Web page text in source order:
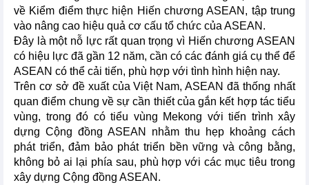
về Kiểm điểm thực hiện Hiến chương ASEAN, tập trung
vào nâng cao hiệu quả cơ cấu tổ chức của ASEAN.
Đây là một nỗ lực rất quan trọng vì Hiến chương ASEAN
có hiệu lực đã gần 12 năm, cần có các đánh giá cụ thể để
ASEAN có thể cải tiến, phù hợp với tình hình hiện nay.
Trên cơ sở đề xuất của Việt Nam, ASEAN đã thống nhất
quan điểm chung về sự cần thiết của gắn kết hợp tác tiểu
vùng, trong đó có tiểu vùng Mekong với tiến trình xây
dựng Cộng đồng ASEAN nhằm thu hẹp khoảng cách
phát triển, đảm bảo phát triển bền vững và công bằng,
không bỏ ai lại phía sau, phù hợp với các mục tiêu trong
xây dựng Cộng đồng ASEAN.